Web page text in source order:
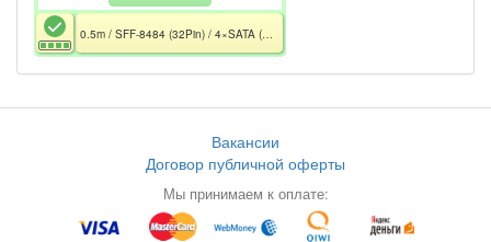
0.5m / SFF-8484 (32Pin) / 4×SATA (7Pin)
Вакансии
Договор публичной оферты
Мы принимаем к оплате: